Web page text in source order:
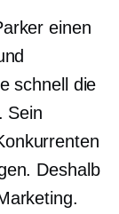
einen
schnell die
Sein
Deshalb